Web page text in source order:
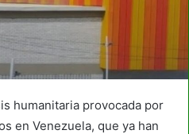
humanitaria provocada por
en Venezuela, que ya han